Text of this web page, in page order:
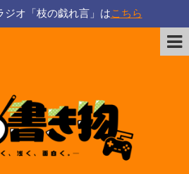
ジオ「枝の戯れ言」はこちら